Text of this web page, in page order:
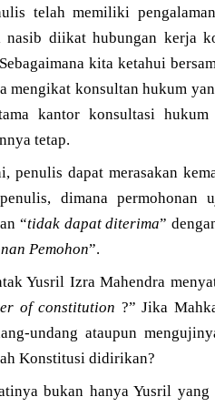
telah memiliki
nasib diikat hubungan kerja
kita ketahui
mengikat konsultan hukum
kantor konsultasi
tetap.
penulis dapat merasakan
dimana permohonan
“tidak dapat diterima”
Pemohon”.
Yusril Izra Mahendra
of constitution ?” Jika
undang ataupun
Konstitusi didirikan?
bukan hanya Yusril